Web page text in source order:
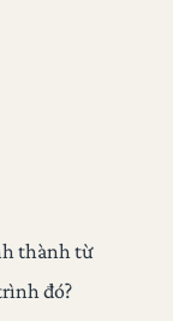
thành từ
đó?